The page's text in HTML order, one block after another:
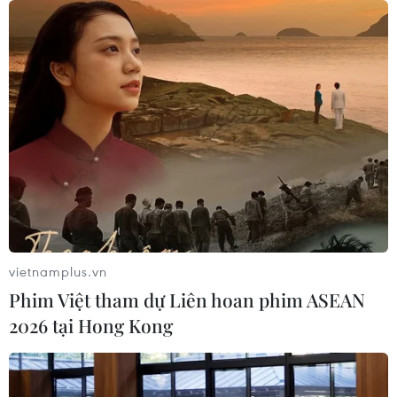
Khẩn trường khám nghiệm
hiện trường, điều tra nguyên nhân
vụ cháy chợ Biên Hòa
06/08/2026 04:37
Nâng cao hiệu quả đấu tranh phòng,
chống tội phạm và vi phạm pháp luật
06/08/2026 04:13
Cảnh báo thủ đoạn lừa đảo đưa lao
động thời vụ sang Hàn Quốc
06/08/2026 04:11
vietnamplus.vn
Phim Việt tham dự Liên hoan phim ASEAN
2026 tại Hong Kong